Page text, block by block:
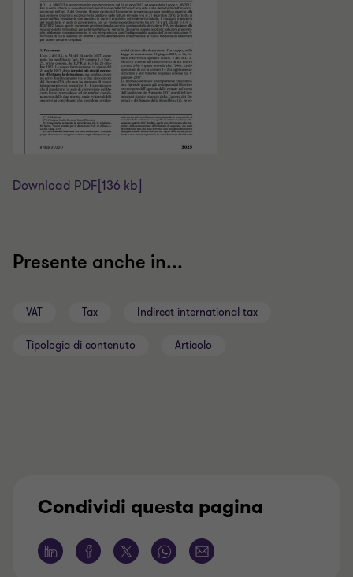
Download PDF [136 kb]
Presente anche in...
VAT Tax Indirect international tax
Tipologia di contenuto Articolo
Condividi questa pagina